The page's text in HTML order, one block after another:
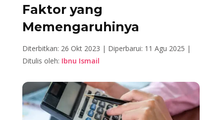
Faktor yang
Memengaruhinya
Diterbitkan: 26 Okt 2023 | Diperbarui: 11 Agu 2025 |
Ditulis oleh: Ibnu Ismail